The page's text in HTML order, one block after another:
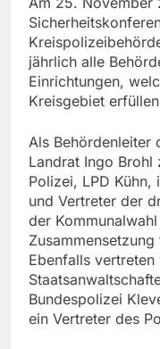
jährlich alle
Einrichtungen,
Kreisgebiet
Als Behördenleiter
Landrat Ingo Brohl
Polizei, LPD Kühn,
und Vertreter der
der
Zusammensetzung
Ebenfalls
Bundespolizei
ein Vertreter des